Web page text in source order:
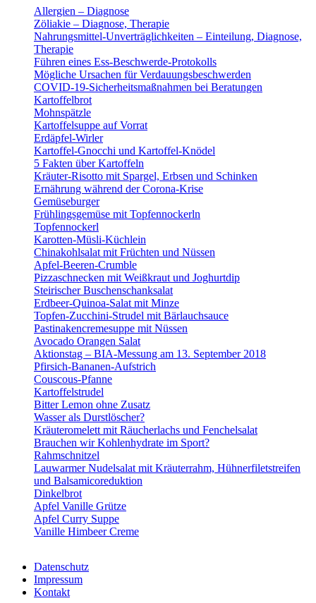
Allergien – Diagnose
Zöliakie – Diagnose, Therapie
Nahrungsmittel-Unverträglichkeiten – Einteilung, Diagnose,
Therapie
Führen eines Ess-Beschwerde-Protokolls
Mögliche Ursachen für Verdauungsbeschwerden
COVID-19-Sicherheitsmaßnahmen bei Beratungen
Kartoffelbrot
Mohnspätzle
Kartoffelsuppe auf Vorrat
Erdäpfel-Wirler
Kartoffel-Gnocchi und Kartoffel-Knödel
5 Fakten über Kartoffeln
Kräuter-Risotto mit Spargel, Erbsen und Schinken
Ernährung während der Corona-Krise
Gemüseburger
Frühlingsgemüse mit Topfennockerln
Topfennockerl
Karotten-Müsli-Küchlein
Chinakohlsalat mit Früchten und Nüssen
Apfel-Beeren-Crumble
Pizzaschnecken mit Weißkraut und Joghurtdip
Steirischer Buschenschanksalat
Erdbeer-Quinoa-Salat mit Minze
Topfen-Zucchini-Strudel mit Bärlauchsauce
Pastinakencremesuppe mit Nüssen
Avocado Orangen Salat
Aktionstag – BIA-Messung am 13. September 2018
Pfirsich-Bananen-Aufstrich
Couscous-Pfanne
Kartoffelstrudel
Bitter Lemon ohne Zusatz
Wasser als Durstlöscher?
Kräuteromelett mit Räucherlachs und Fenchelsalat
Brauchen wir Kohlenhydrate im Sport?
Rahmschnitzel
Lauwarmer Nudelsalat mit Kräuterrahm, Hühnerfiletstreifen
und Balsamicoreduktion
Dinkelbrot
Apfel Vanille Grütze
Apfel Curry Suppe
Vanille Himbeer Creme
Datenschutz
Impressum
Kontakt